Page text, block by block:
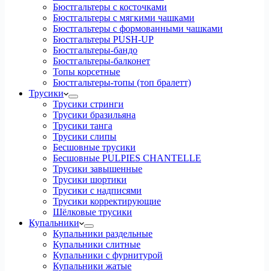
Бюстгальтеры с косточками
Бюстгальтеры с мягкими чашками
Бюстгальтеры с формованными чашками
Бюстгальтеры PUSH-UP
Бюстгальтеры-бандо
Бюстгальтеры-балконет
Топы корсетные
Бюстгальтеры-топы (топ бралетт)
Трусики
Трусики стринги
Трусики бразильяна
Трусики танга
Трусики слипы
Бесшовные трусики
Бесшовные PULPIES CHANTELLE
Трусики завышенные
Трусики шортики
Трусики с надписями
Трусики корректирующие
Шёлковые трусики
Купальники
Купальники раздельные
Купальники слитные
Купальники с фурнитурой
Купальники жатые